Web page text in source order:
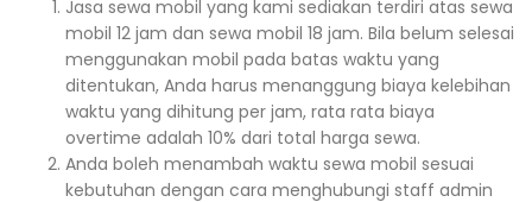
Jasa sewa mobil yang kami sediakan terdiri atas sewa
mobil 12 jam dan sewa mobil 18 jam. Bila belum selesai
menggunakan mobil pada batas waktu yang
ditentukan, Anda harus menanggung biaya kelebihan
waktu yang dihitung per jam, rata rata biaya
overtime adalah 10% dari total harga sewa.
Anda boleh menambah waktu sewa mobil sesuai
kebutuhan dengan cara menghubungi staff admin